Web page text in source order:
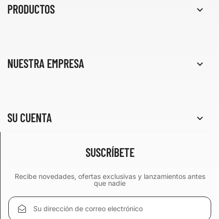
PRODUCTOS 
NUESTRA EMPRESA 
SU CUENTA 
SUSCRÍBETE
Recibe novedades, ofertas exclusivas y lanzamientos antes
que nadie